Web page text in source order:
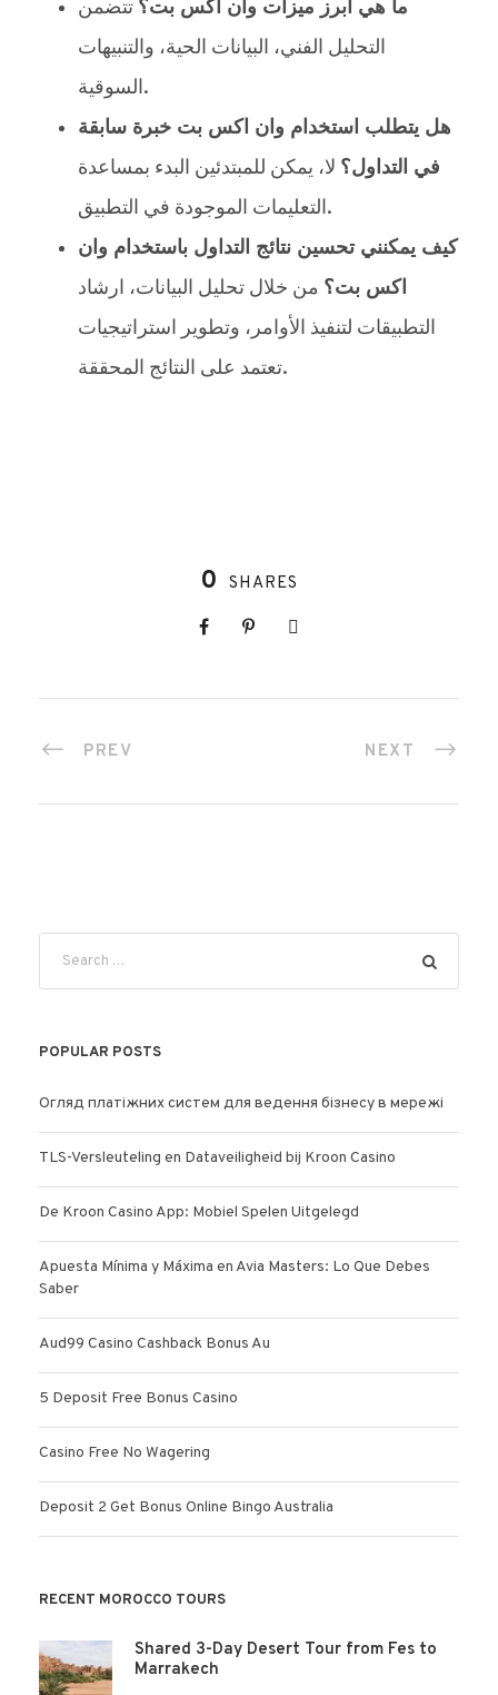
ما هي أبرز ميزات وان اكس بت؟ تتضمن
التحليل الفني، البيانات الحية، والتنبيهات
السوقية.
هل يتطلب استخدام وان اكس بت خبرة سابقة
في التداول؟ لا، يمكن للمبتدئين البدء بمساعدة
التعليمات الموجودة في التطبيق.
كيف يمكنني تحسين نتائج التداول باستخدام وان
اكس بت؟ من خلال تحليل البيانات، ارشاد
التطبيقات لتنفيذ الأوامر، وتطوير استراتيجيات
تعتمد على النتائج المحققة.
0 SHARES
PREV NEXT
POPULAR POSTS
Огляд платіжних систем для ведення бізнесу в мережі
TLS-Versleuteling en Dataveiligheid bij Kroon Casino
De Kroon Casino App: Mobiel Spelen Uitgelegd
Apuesta Mínima y Máxima en Avia Masters: Lo Que Debes
Saber
Aud99 Casino Cashback Bonus Au
5 Deposit Free Bonus Casino
Casino Free No Wagering
Deposit 2 Get Bonus Online Bingo Australia
RECENT MOROCCO TOURS
Shared 3-Day Desert Tour from Fes to
Marrakech